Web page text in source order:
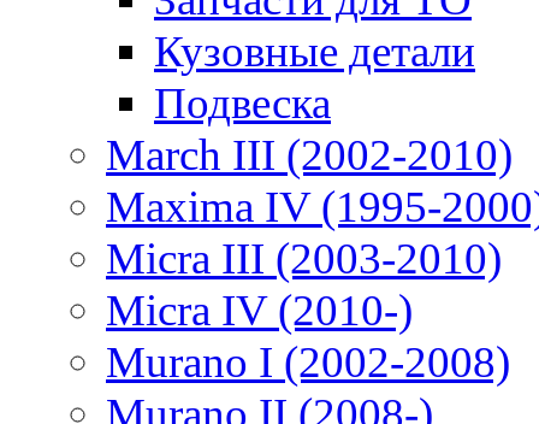
Кузовные детали
Подвеска
March III (2002-2010)
Maxima IV (1995-
Micra III (2003-2010)
Micra IV (2010-)
Murano I (2002-2008)
Murano II (2008-)